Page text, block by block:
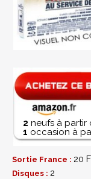
2 neufs à partir
1 occasion à
Sortie France : 20
Disques : 2